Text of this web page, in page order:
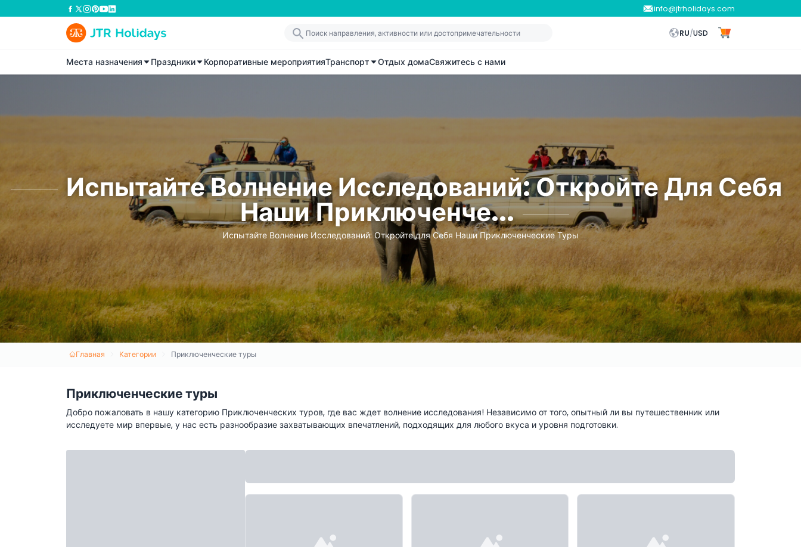
info@jtrholidays.com
RU/USD
Места назначения Праздники Корпоративные мероприятияТранспорт Отдых домаСвяжитесь с нами
Испытайте Волнение Исследований: Откройте Для Себя
Наши Приключенче...
Испытайте Волнение Исследований: Откройте для Себя Наши Приключенческие Туры
Главная Категории Приключенческие туры
Приключенческие туры
Добро пожаловать в нашу категорию Приключенческих туров, где вас ждет волнение исследования! Независимо от того, опытный ли вы путешественник или
исследуете мир впервые, у нас есть разнообразие захватывающих впечатлений, подходящих для любого вкуса и уровня подготовки.